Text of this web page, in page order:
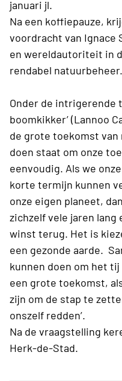
januari jl.
Na een koffiepauze,
voordracht van
en wereldautoriteit in
rendabel natuurbeheer.
Onder de intrigerende
boomkikker’ (Lannoo
de grote toekomst
doen staat om onze
eenvoudig. Als we
korte termijn kunnen
onze eigen planeet,
zichzelf vele jaren lang
winst terug. Het is
een gezonde aarde.
kunnen doen om het
een grote toekomst,
zijn om de stap te
onszelf redden’.
Na de vraagstelling
Herk-de-Stad.